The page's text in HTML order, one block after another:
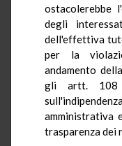
ostacolerebbe
degli
dell'effettiva
per la
andamento
gli artt. 108
amministrativa
trasparenza dei